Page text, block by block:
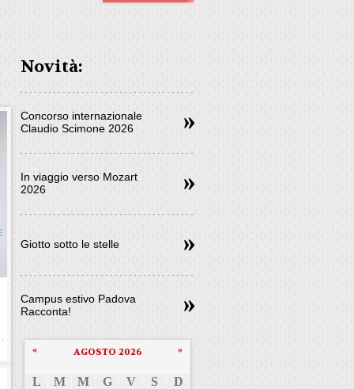
Novità:
Concorso internazionale
Claudio Scimone 2026
In viaggio verso Mozart
2026
Giotto sotto le stelle
Campus estivo Padova
Racconta!
AGOSTO 2026
« »
L M M G V S D